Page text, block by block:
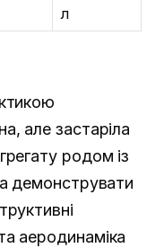
л
але застаріла
родом із
демонструвати
аеродинаміка